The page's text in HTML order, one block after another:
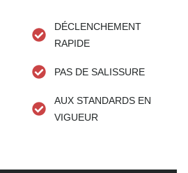
DÉCLENCHEMENT
RAPIDE
PAS DE SALISSURE
AUX STANDARDS EN
VIGUEUR